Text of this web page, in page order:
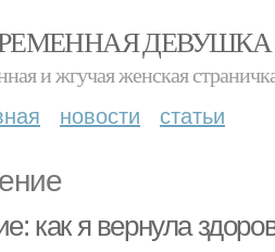
ДЕВУШКА
и жгучая женская
новости статьи
как я вернула